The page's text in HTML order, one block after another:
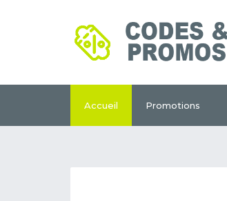
Accueil Promotions